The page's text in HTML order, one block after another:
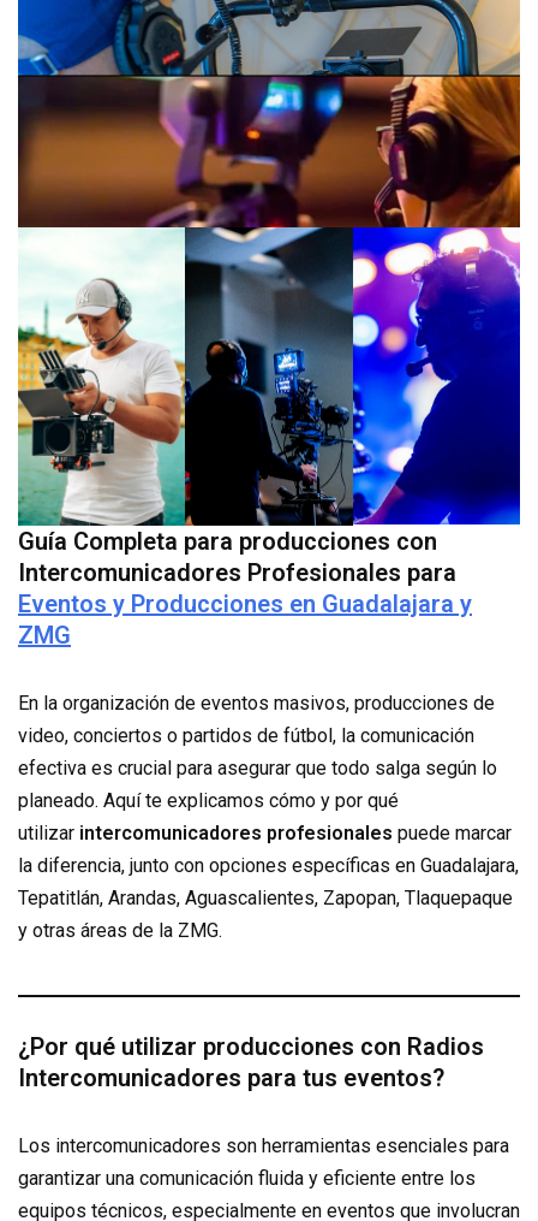
Guía Completa para producciones con
Intercomunicadores Profesionales para
Eventos y Producciones en Guadalajara y
ZMG
En la organización de eventos masivos, producciones de
video, conciertos o partidos de fútbol, la comunicación
efectiva es crucial para asegurar que todo salga según lo
planeado. Aquí te explicamos cómo y por qué
utilizar intercomunicadores profesionales puede marcar
la diferencia, junto con opciones específicas en Guadalajara,
Tepatitlán, Arandas, Aguascalientes, Zapopan, Tlaquepaque
y otras áreas de la ZMG.
¿Por qué utilizar producciones con Radios
Intercomunicadores para tus eventos?
Los intercomunicadores son herramientas esenciales para
garantizar una comunicación fluida y eficiente entre los
equipos técnicos, especialmente en eventos que involucran